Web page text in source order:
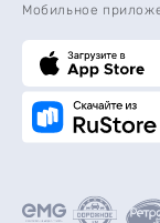
Мобильное